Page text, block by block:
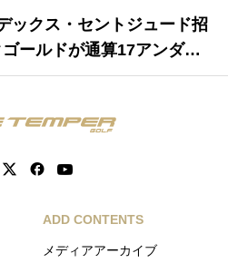
ックス・セントジュード招
ールドが通算17アンダー
となりアジア勢初の２桁
ADD CONTENTS
メディアアーカイブ